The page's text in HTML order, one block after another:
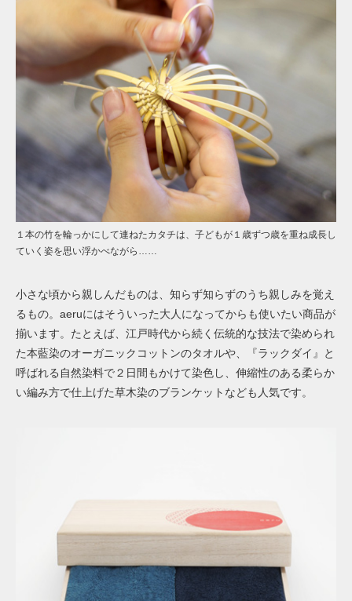
１本の竹を輪っかにして連ねたカタチは、子どもが１歳ずつ歳を重ね成長し
ていく姿を思い浮かべながら……
小さな頃から親しんだものは、知らず知らずのうち親しみを覚え
るもの。aeruにはそういった大人になってからも使いたい商品が
揃います。たとえば、江戸時代から続く伝統的な技法で染められ
た本藍染のオーガニックコットンのタオルや、『ラックダイ』と
呼ばれる自然染料で２日間もかけて染色し、伸縮性のある柔らか
い編み方で仕上げた草木染のブランケットなども人気です。